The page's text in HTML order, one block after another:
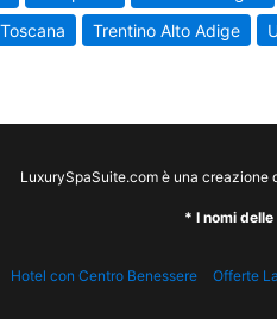
Toscana Trentino Alto Adige
LuxurySpaSuite.com è una creazione
* I nomi
Hotel con Centro Benessere Offerte